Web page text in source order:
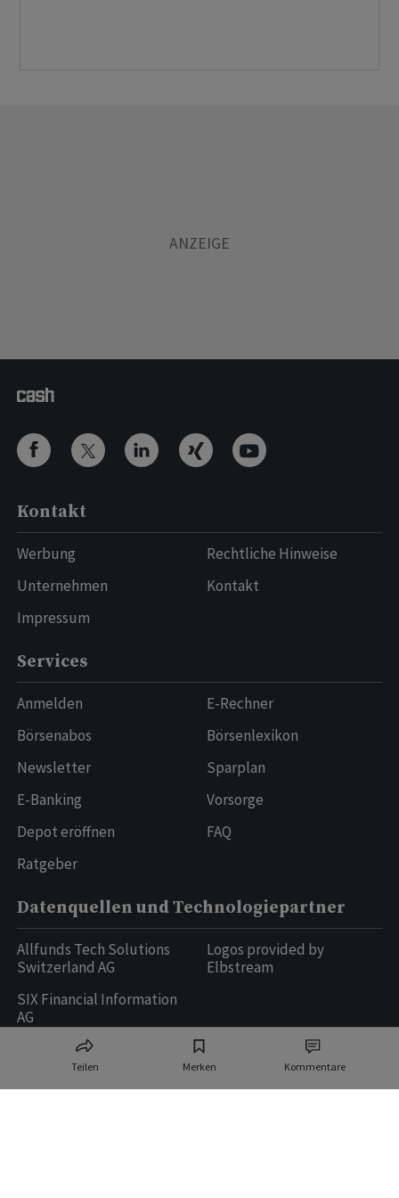
Teilen Merken Kommentare
Kontakt
Werbung
Unternehmen
Impressum
Rechtliche Hinweise
Kontakt
Services
Anmelden
Börsenabos
Newsletter
E-Banking
Depot eröffnen
Ratgeber
E-Rechner
Börsenlexikon
Sparplan
Vorsorge
FAQ
Datenquellen und Technologiepartner
Allfunds Tech Solutions
Switzerland AG
SIX Financial Information
AG
Logos provided by
Elbstream